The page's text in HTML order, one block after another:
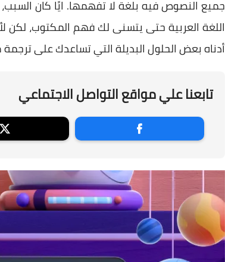
جميع النصوص فيه بلغة لا تفهمها. ايًا كان
اللغة العربية حتى يتسنى لك فهم المكتوب، لكن
أدناه بعض الحلول البديلة التي تساعدك على
تابعنا علي مواقع التواصل الاجتماعي